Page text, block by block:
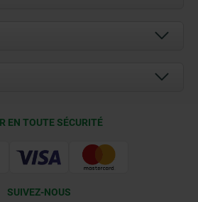
EN TOUTE SÉCURITÉ
SUIVEZ-NOUS